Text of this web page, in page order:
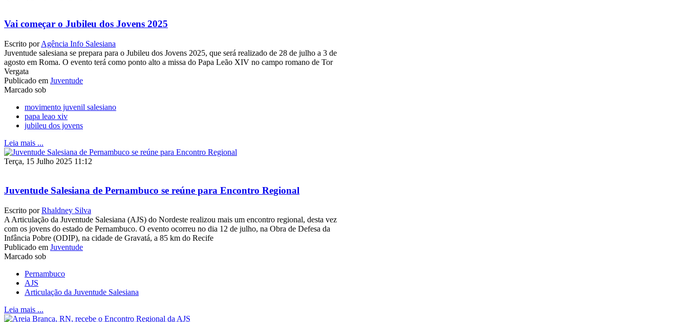
Vai começar o Jubileu dos Jovens 2025
Escrito porAgência Info Salesiana
Juventude salesiana se prepara para o Jubileu dos Jovens 2025, que será realizado de 28 de julho a 3 de
agosto em Roma. O evento terá como ponto alto a missa do Papa Leão XIV no campo romano de Tor
Vergata
Publicado em Juventude
Marcado sob
movimento juvenil salesiano
papa leao xiv
jubileu dos jovens
Leia mais ...
Terça, 15 Julho 2025 11:12
Juventude Salesiana de Pernambuco se reúne para Encontro Regional
Escrito porRhaldney Silva
A Articulação da Juventude Salesiana (AJS) do Nordeste realizou mais um encontro regional, desta vez
com os jovens do estado de Pernambuco. O evento ocorreu no dia 12 de julho, na Obra de Defesa da
Infância Pobre (ODIP), na cidade de Gravatá, a 85 km do Recife
Publicado em Juventude
Marcado sob
Pernambuco
AJS
Articulação da Juventude Salesiana
Leia mais ...